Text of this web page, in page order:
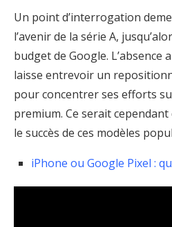
Un point d’interrogation
l’avenir de la série A,
budget de Google. L’absence
laisse entrevoir un
pour concentrer ses efforts
premium. Ce serait
le succès de ces modèles
iPhone ou Google Pixel :